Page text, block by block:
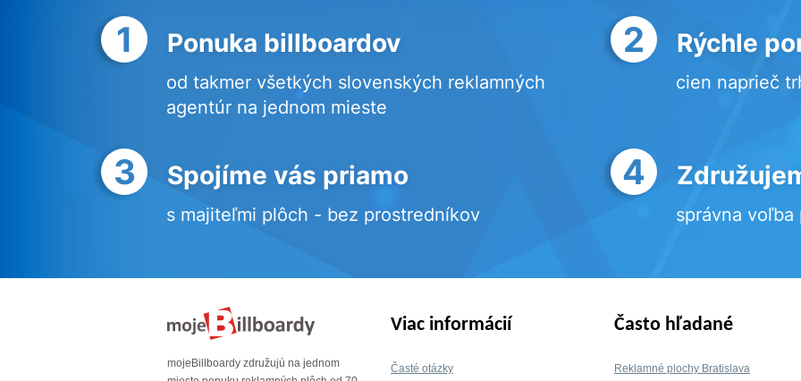
1 Ponuka billboardov
od takmer všetkých slovenských reklamných
agentúr na jednom mieste
2 Rýchle
cien naprieč
3 Spojíme vás priamo
s majiteľmi plôch - bez prostredníkov
4
správna voľba
mojeBillboardy združujú na jednom
Viac informácií
Časté otázky
Často hľadané
Reklamné plochy Bratislava